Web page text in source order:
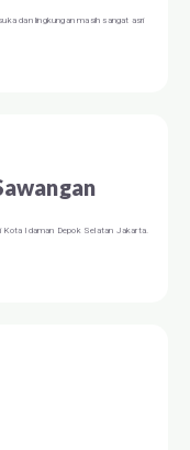
dan lingkungan masih sangat asri
Kota Idaman Depok Selatan Jakarta.